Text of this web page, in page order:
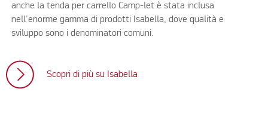
anche la tenda per carrello Camp-let è stata inclusa
nell'enorme gamma di prodotti Isabella, dove qualità e
sviluppo sono i denominatori comuni.
Scopri di più su Isabella